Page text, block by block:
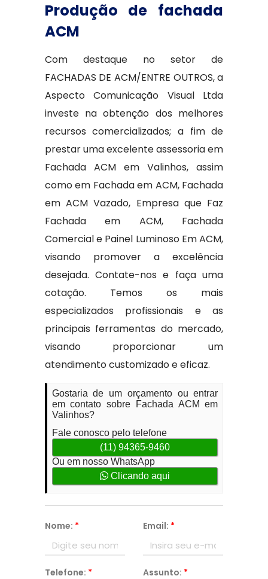
Produção de fachada
ACM
Com destaque no setor de
FACHADAS DE ACM/ENTRE OUTROS, a
Aspecto Comunicação Visual Ltda
investe na obtenção dos melhores
recursos comercializados; a fim de
prestar uma excelente assessoria em
Fachada ACM em Valinhos, assim
como em Fachada em ACM, Fachada
em ACM Vazado, Empresa que Faz
Fachada em ACM, Fachada
Comercial e Painel Luminoso Em ACM,
visando promover a excelência
desejada. Contate-nos e faça uma
cotação. Temos os mais
especializados profissionais e as
principais ferramentas do mercado,
visando proporcionar um
atendimento customizado e eficaz.
Gostaria de um orçamento ou entrar
em contato sobre Fachada ACM em
Valinhos?
Fale conosco pelo telefone
(11) 94365-9460
Ou em nosso WhatsApp
Clicando aqui
Nome: * Email: *
Telefone: * Assunto: *